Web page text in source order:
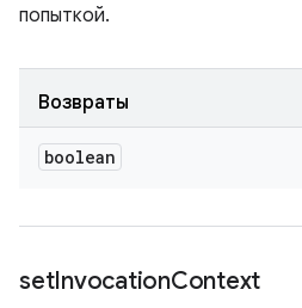
попыткой.
Возвраты
boolean
setInvocationContext